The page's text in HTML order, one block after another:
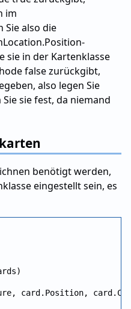
im
Sie also die
sie in der Kartenklasse
false zurückgibt,
also legen Sie
sie fest, da niemand
benötigt werden,
eingestellt sein, es
card.Position,